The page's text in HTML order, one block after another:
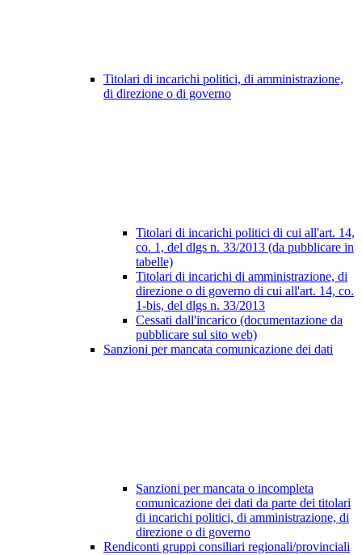
Titolari di incarichi politici, di amministrazione,
di direzione o di governo
Titolari di incarichi politici di cui all'art. 14,
co. 1, del dlgs n. 33/2013 (da pubblicare in
tabelle)
Titolari di incarichi di amministrazione, di
direzione o di governo di cui all'art. 14, co.
1-bis, del dlgs n. 33/2013
Cessati dall'incarico (documentazione da
pubblicare sul sito web)
Sanzioni per mancata comunicazione dei dati
Sanzioni per mancata o incompleta
comunicazione dei dati da parte dei titolari
di incarichi politici, di amministrazione, di
direzione o di governo
Rendiconti gruppi consiliari regionali/provinciali